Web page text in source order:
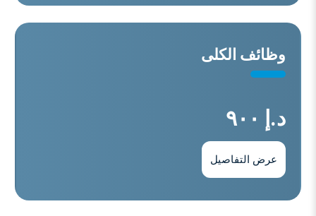
وﻇﺎﺋﻒ اﻟﻜﻠﻰ
د.إ ٩٠٠
عرض التفاصيل